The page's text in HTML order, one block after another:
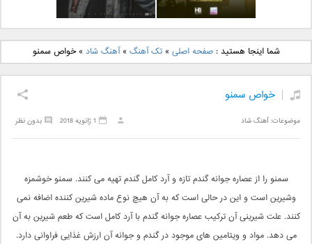
دانلود آهنگ جدید بهنام
بانی بنام قرص قمر 2
دانلود آهنگ جدید علی
یاسینی بنام دورترین نزدیک
شما اینجا هستید :صفحه اصلی »تک آهنگ »آهنگ شاد »خواص سمنو
خواص سمنو
موضوعات:آهنگ شاد بدون نظر 1 ژانویه 2018
سمنو را از عصاره جوانه گندم تازه و آرد کامل گندم تهیه مى کنند. سمنو خوشمزه
وشیرین است و این در حالى است که به آن هیچ نوع ماده شیرین کننده اضافه نمى
کنند. علت شیرینى آن ترکیب عصاره جوانه گندم با آرد کامل است که طعم شیرین به آن
مى دهد. مواد و ویتامین هاى موجود در گندم و جوانه آن ارزش غذایى فراوانى دارد.